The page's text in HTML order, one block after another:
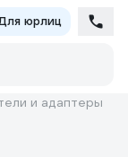
юрлиц
и адаптеры